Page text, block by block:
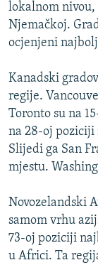
lokalnom
Njemačkoj.
ocjenjeni
Kanadski
regije.
Toronto su na
na 28-oj
Slijedi ga San
mjestu.
Novozelandski
samom vrhu
73-oj poziciji
u Africi. Ta